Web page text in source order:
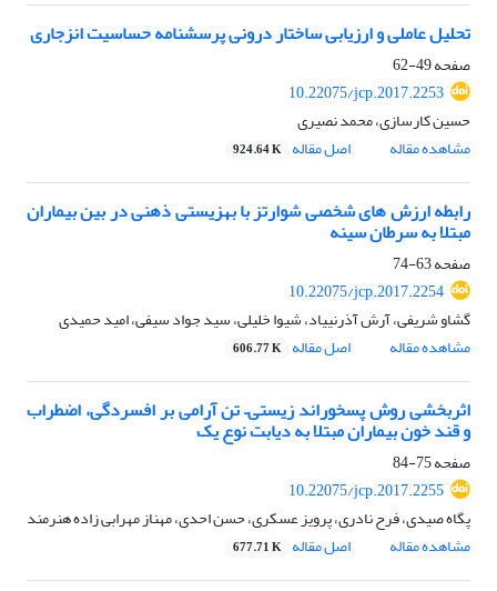
تحلیل عاملی و ارزیابی ساختار درونی پرسشنامه حساسیت انزجاری
صفحه49-62
10.22075/jcp.2017.2253
حسین کارسازی، محمد نصیری
مشاهده مقاله
اصل مقاله 924.64 K
رابطه ارزش های شخصی شوارتز با بهزیستی ذهنی در بین بیماران
مبتلا به سرطان سینه
صفحه63-74
10.22075/jcp.2017.2254
گشاو شریفی، آرش آذرنییاد، شیوا خلیلی، سید جواد سیفی، امید حمیدی
مشاهده مقاله
اصل مقاله 606.77 K
اثربخشی روش پسخوراند زیستی– تن آرامی بر افسردگی، اضطراب
و قند خون بیماران مبتلا به دیابت نوع یک
صفحه75-84
10.22075/jcp.2017.2255
پگاه صیدی، فرح نادری، پرویز عسکری، حسن احدی، مهناز مهرابی زاده هنرمند
مشاهده مقاله
اصل مقاله 677.71 K